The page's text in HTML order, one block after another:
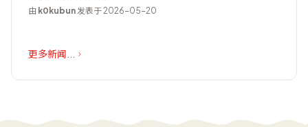
由 k0kubun发表于 2026-05-20
更多新闻...